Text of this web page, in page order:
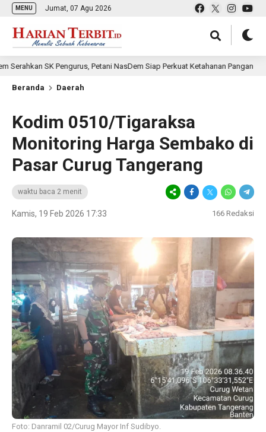
MENU Jumat, 07 Agu 2026
SK Pengurus, Petani NasDem Siap Perkuat Ketahanan Pangan
Beranda Daerah
Kodim 0510/Tigaraksa
Monitoring Harga Sembako di
Pasar Curug Tangerang
waktu baca 2 menit
Kamis, 19 Feb 2026 17:33 166 Redaksi
Foto: Danramil 02/Curug Mayor Inf Sudibyo.